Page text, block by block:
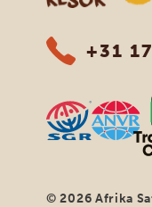
+31
© 2026 Afrika